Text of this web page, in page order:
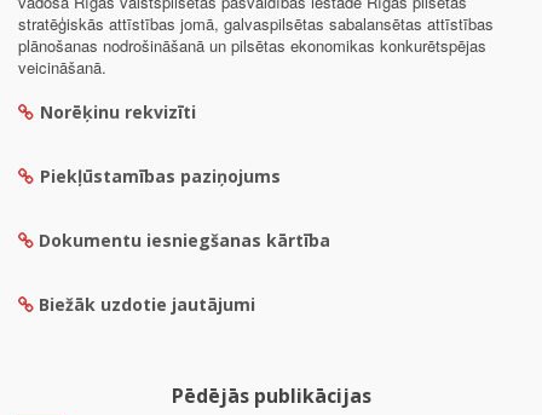
stratēģiskās attīstības jomā, galvaspilsētas sabalansētas attīstības
plānošanas nodrošināšanā un pilsētas ekonomikas konkurētspējas
veicināšanā.
Norēķinu rekvizīti
Piekļūstamības paziņojums
Dokumentu iesniegšanas kārtība
Biežāk uzdotie jautājumi
Pēdējās publikācijas